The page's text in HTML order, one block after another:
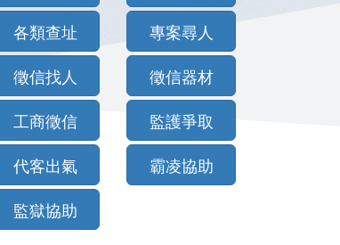
各類查址
專案尋人
徵信找人
徵信器材
工商徵信
監護爭取
代客出氣
霸凌協助
監獄協助